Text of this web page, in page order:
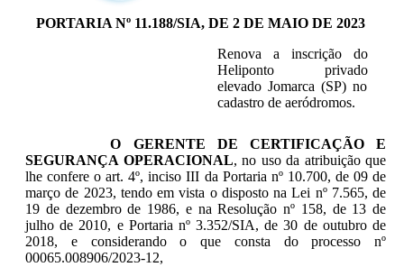
PORTARIA Nº 11.188/SIA, DE 2 DE MAIO DE 2023
Renova a inscrição do
Heliponto privado
elevado Jomarca (SP) no
cadastro de aeródromos.
O GERENTE DE CERTIFICAÇÃO E
SEGURANÇA OPERACIONAL, no uso da atribuição que
lhe confere o art. 4º, inciso III da Portaria nº 10.700, de 09 de
março de 2023, tendo em vista o disposto na Lei nº 7.565, de
19 de dezembro de 1986, e na Resolução nº 158, de 13 de
julho de 2010, e Portaria nº 3.352/SIA, de 30 de outubro de
2018, e considerando o que consta do processo nº
00065.008906/2023-12,